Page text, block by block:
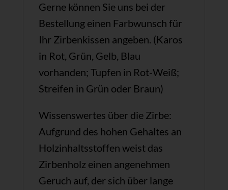
Gerne können Sie uns bei der
Bestellung einen Farbwunsch für
Ihr Zirbenkissen angeben. (Karos
in Rot, Grün, Gelb, Blau
vorhanden; Tupfen in Rot-Weiß;
Streifen in Grün oder Braun)
Wissenswertes über die Zirbe:
Aufgrund des hohen Gehaltes an
Holzinhaltsstoffen weist das
Zirbenholz einen angenehmen
Geruch auf, der sich über lange